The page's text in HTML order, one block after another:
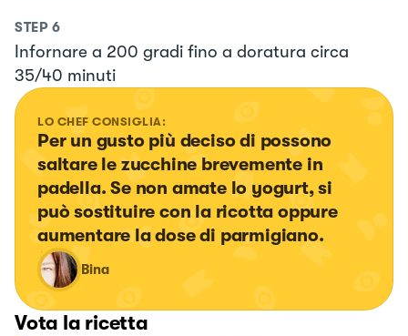
STEP 6
Infornare a 200 gradi fino a doratura circa
35/40 minuti
LO CHEF CONSIGLIA:
Per un gusto più deciso di possono
saltare le zucchine brevemente in
padella. Se non amate lo yogurt, si
può sostituire con la ricotta oppure
aumentare la dose di parmigiano.
Bina
Vota la ricetta